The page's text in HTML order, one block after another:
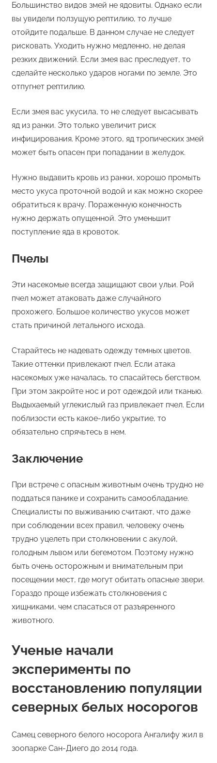
Большинство видов змей не ядовиты. Однако если
вы увидели ползущую рептилию, то лучше
отойдите подальше. В данном случае не следует
рисковать. Уходить нужно медленно, не делая
резких движений. Если змея вас преследует, то
сделайте несколько ударов ногами по земле. Это
отпугнет рептилию.
Если змея вас укусила, то не следует высасывать
яд из ранки. Это только увеличит риск
инфицирования. Кроме этого, яд тропических змей
может быть опасен при попадании в желудок.
Нужно выдавить кровь из ранки, хорошо промыть
место укуса проточной водой и как можно скорее
обратиться к врачу. Пораженную конечность
нужно держать опущенной. Это уменьшит
поступление яда в кровоток.
Пчелы
Эти насекомые всегда защищают свои ульи. Рой
пчел может атаковать даже случайного
прохожего. Большое количество укусов может
стать причиной летального исхода.
Старайтесь не надевать одежду темных цветов.
Такие оттенки привлекают пчел. Если атака
насекомых уже началась, то спасайтесь бегством.
При этом закройте нос и рот одеждой или тканью.
Выдыхаемый углекислый газ привлекает пчел. Если
поблизости есть какое-либо укрытие, то
обязательно спрячьтесь в нем.
Заключение
При встрече с опасным животным очень трудно не
поддаться панике и сохранить самообладание.
Специалисты по выживанию считают, что даже
при соблюдении всех правил, человеку очень
трудно уцелеть при столкновении с акулой,
голодным львом или бегемотом. Поэтому нужно
быть очень осторожным и внимательным при
посещении мест, где могут обитать опасные звери.
Гораздо проще избежать столкновения с
хищниками, чем спасаться от разъяренного
животного.
Ученые начали
эксперименты по
восстановлению популяции
северных белых носорогов
Самец северного белого носорога Ангалифу жил в
зоопарке Сан-Диего до 2014 года.